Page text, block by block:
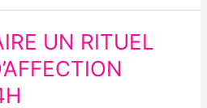
UN RITUEL